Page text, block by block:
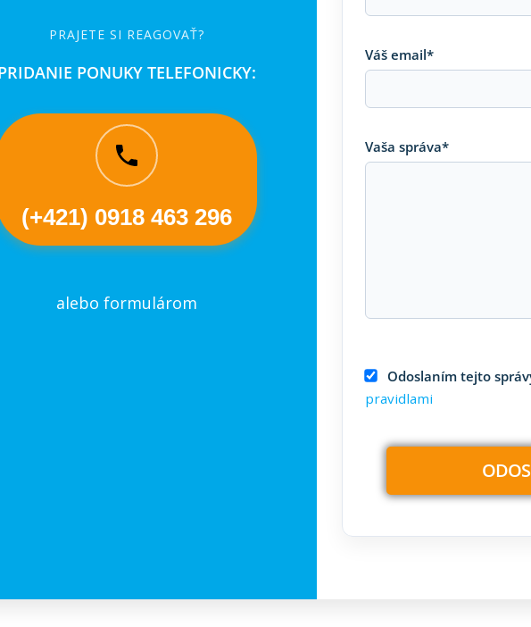
PRAJETE SI REAGOVAŤ?
PONUKY TELEFONICKY:
(+421) 0918 463 296
alebo formulárom
Váš email*
Vaša správa*
Odoslaním tejto
pravidlami